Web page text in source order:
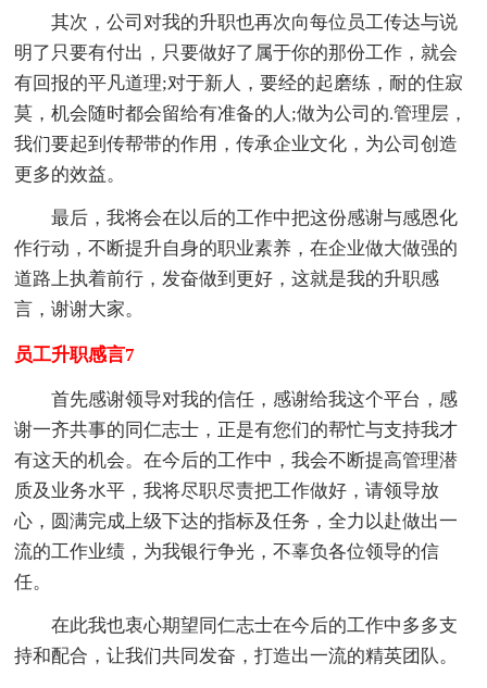
其次，公司对我的升职也再次向每位员工传达与说
明了只要有付出，只要做好了属于你的那份工作，就会
有回报的平凡道理;对于新人，要经的起磨练，耐的住寂
莫，机会随时都会留给有准备的人;做为公司的.管理层，
我们要起到传帮带的作用，传承企业文化，为公司创造
更多的效益。
最后，我将会在以后的工作中把这份感谢与感恩化
作行动，不断提升自身的职业素养，在企业做大做强的
道路上执着前行，发奋做到更好，这就是我的升职感
言，谢谢大家。
员工升职感言7
首先感谢领导对我的信任，感谢给我这个平台，感
谢一齐共事的同仁志士，正是有您们的帮忙与支持我才
有这天的机会。在今后的工作中，我会不断提高管理潜
质及业务水平，我将尽职尽责把工作做好，请领导放
心，圆满完成上级下达的指标及任务，全力以赴做出一
流的工作业绩，为我银行争光，不辜负各位领导的信
任。
在此我也衷心期望同仁志士在今后的工作中多多支
持和配合，让我们共同发奋，打造出一流的精英团队。